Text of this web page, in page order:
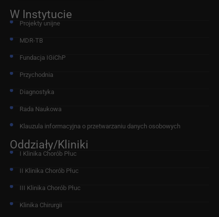
W Instytucie
Projekty unijne
MDR-TB
Fundacja IGiChP
Przychodnia
Diagnostyka
Rada Naukowa
Klauzula informacyjna o przetwarzaniu danych osobowych
Oddziały/Kliniki
I Klinika Chorób Płuc
II Klinika Chorób Płuc
III Klinika Chorób Płuc
Klinika Chirurgii